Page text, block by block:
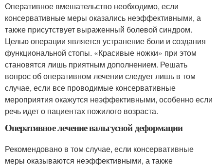
Оперативное вмешательство необходимо, если
консервативные меры оказались неэффективными, а
также присутствует выраженный болевой синдром.
Целью операции является устранение боли и создания
функциональной стопы. «Красивые ножки» при этом
становятся лишь приятным дополнением. Решать
вопрос об оперативном лечении следует лишь в том
случае, если все проводимые консервативные
мероприятия окажутся неэффективными, особенно если
речь идет о пациентах пожилого возраста.
Оперативное лечение вальгусной деформации
Рекомендовано в том случае, если консервативные
меры оказываются неэффективными, а также